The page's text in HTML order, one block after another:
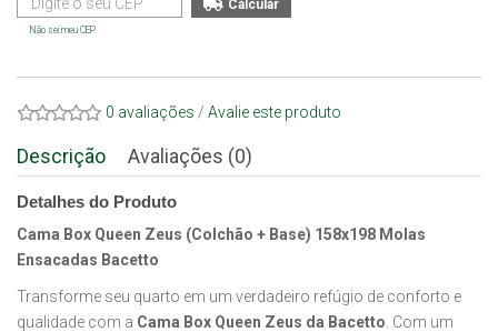
Não sei meu CEP
0 avaliações / Avalie este produto
Descrição Avaliações (0)
Detalhes do Produto
Cama Box Queen Zeus (Colchão + Base) 158x198 Molas
Ensacadas Bacetto
Transforme seu quarto em um verdadeiro refúgio de conforto e
qualidade com a Cama Box Queen Zeus da Bacetto . Com um